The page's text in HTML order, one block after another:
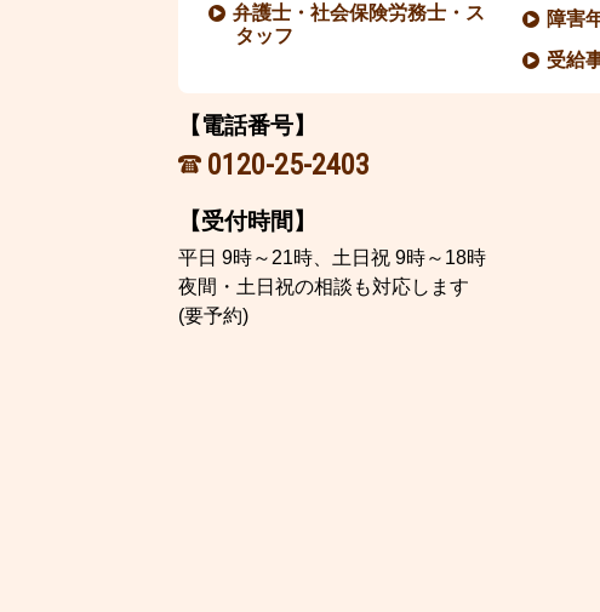
弁護士・社会保険労務士・ス
タッフ
障害
受給
【電話番号】
0120-25-2403
【受付時間】
平日 9時～21時、土日祝 9時～18時
夜間・土日祝の相談も対応します
(要予約)